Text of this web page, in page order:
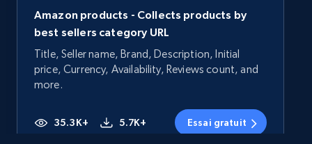
Amazon products - Collects products by
best sellers category URL
Title, Seller name, Brand, Description, Initial
price, Currency, Availability, Reviews count, and
more.
35.3K+ 5.7K+ Essai gratuit